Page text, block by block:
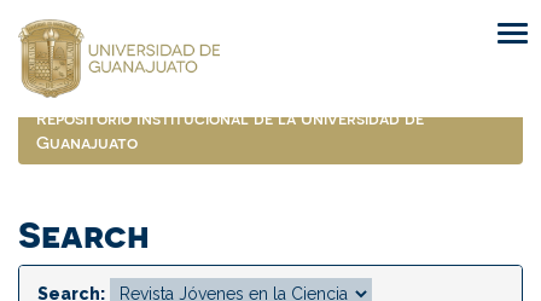
navigation
Repositorio Institucional de la Universidad de
Guanajuato
Search
Search: